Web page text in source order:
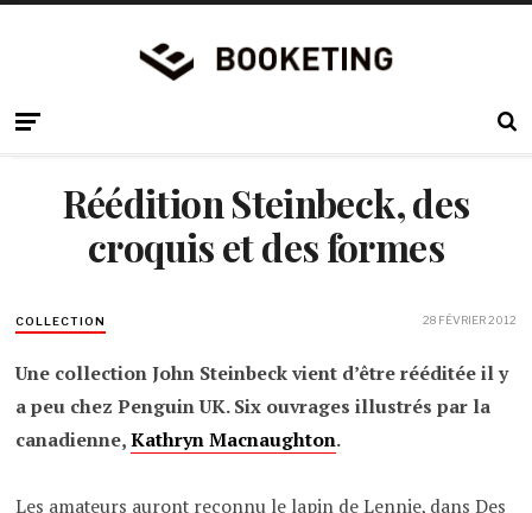
Réédition Steinbeck, des
croquis et des formes
COLLECTION 28 FÉVRIER 2012
Une collection John Steinbeck vient d’être rééditée il y
a peu chez Penguin UK. Six ouvrages illustrés par la
canadienne,Kathryn Macnaughton.
Les amateurs auront reconnu le lapin de Lennie, dans Des